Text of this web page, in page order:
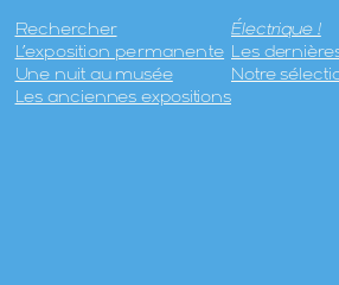
Rechercher
L’exposition permanente
Une nuit au musée
Les anciennes expositions
Électrique !
Les
Notre